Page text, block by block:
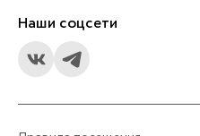
Наши соцсети